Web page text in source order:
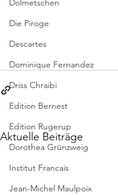
Dolmetschen
Die Piroge
Descartes
Dominique Fernandez
Driss Chraibi
Edition Bernest
Edition Rugerup
Dorothea Grünzweig
Institut Francais
Jean-Michel Maulpoix
Aktuelle Beiträge